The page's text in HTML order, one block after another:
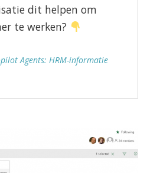
dit helpen om
te werken?
Agents: HRM-informatie